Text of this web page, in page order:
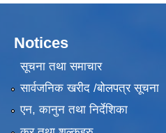
Notices
सूचना तथा समाचार
सार्वजनिक खरीद /बोलपत्र सूचना
एन, कानुन तथा निर्देशिका